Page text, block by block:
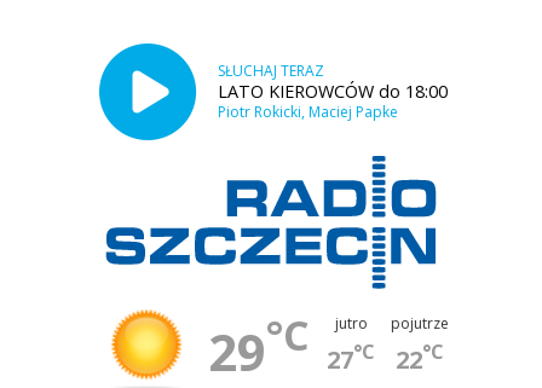
SŁUCHAJ TERAZ
LATO KIEROWCÓW do 18:00
Piotr Rokicki, Maciej Papke
29°C jutro
27°C
pojutrze
22°C